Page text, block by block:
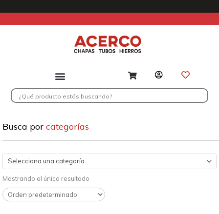
al
contenido
Search
...
Busca por categorías
Selecciona una categoría
Mostrando el único resultado